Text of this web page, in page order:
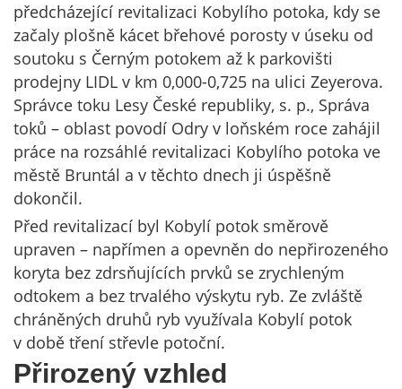
předcházející revitalizaci Kobylího potoka, kdy se
začaly plošně kácet břehové porosty v úseku od
soutoku s Černým potokem až k parkovišti
prodejny LIDL v km 0,000-0,725 na ulici Zeyerova.
Správce toku Lesy České republiky, s. p., Správa
toků – oblast povodí Odry v loňském roce zahájil
práce na rozsáhlé revitalizaci Kobylího potoka ve
městě Bruntál a v těchto dnech ji úspěšně
dokončil.
Před revitalizací byl Kobylí potok směrově
upraven – napřímen a opevněn do nepřirozeného
koryta bez zdrsňujících prvků se zrychleným
odtokem a bez trvalého výskytu ryb. Ze zvláště
chráněných druhů ryb využívala Kobylí potok
v době tření střevle potoční.
Přirozený vzhled